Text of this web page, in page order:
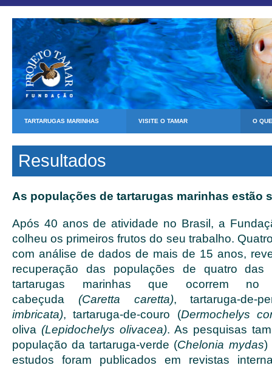
TARTARUGAS MARINHAS VISITE O TAMAR O
Resultados
As populações de tartarugas marinhas estão
Após 40 anos de atividade no Brasil, a
colheu os primeiros frutos do seu trabalho.
com análise de dados de mais de 15 anos,
recuperação das populações de quatro
tartarugas marinhas que ocorrem no
cabeçuda (Caretta caretta), tartaruga-de-
imbricata), tartaruga-de-couro (Dermochelys
oliva (Lepidochelys olivacea). As pesquisas
população da tartaruga-verde (Chelonia mydas)
estudos foram publicados em revistas